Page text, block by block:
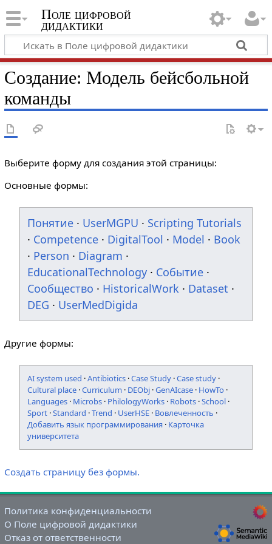
Поле цифровой
дидактики
Создание: Модель бейсбольной
команды
Выберите форму для создания этой страницы:
Основные формы:
Понятие · UserMGPU · Scripting Tutorials
· Competence · DigitalTool · Model · Book
· Person · Diagram ·
EducationalTechnology · Событие ·
Сообщество · HistoricalWork · Dataset ·
DEG · UserMedDigida
Другие формы:
AI system used ·Antibiotics ·Case Study ·Case study ·
Cultural place ·Curriculum · DEObj ·GenAIcase · HowTo ·
Languages · Microbs · PhilologyWorks · Robots ·School ·
Sport ·Standard ·Trend · UserHSE · Вовлеченность ·
Добавить язык программирования · Карточка
университета
Создать страницу без формы.
Политика конфиденциальности
О Поле цифровой дидактики
Отказ от ответственности